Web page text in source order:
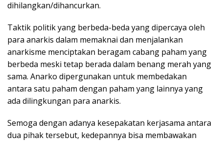
dihilangkan/dihancurkan.
Taktik politik yang berbeda-beda yang dipercaya oleh
para anarkis dalam memaknai dan menjalankan
anarkisme menciptakan beragam cabang paham yang
berbeda meski tetap berada dalam benang merah yang
sama. Anarko dipergunakan untuk membedakan
antara satu paham dengan paham yang lainnya yang
ada dilingkungan para anarkis.
Semoga dengan adanya kesepakatan kerjasama antara
dua pihak tersebut, kedepannya bisa membawakan